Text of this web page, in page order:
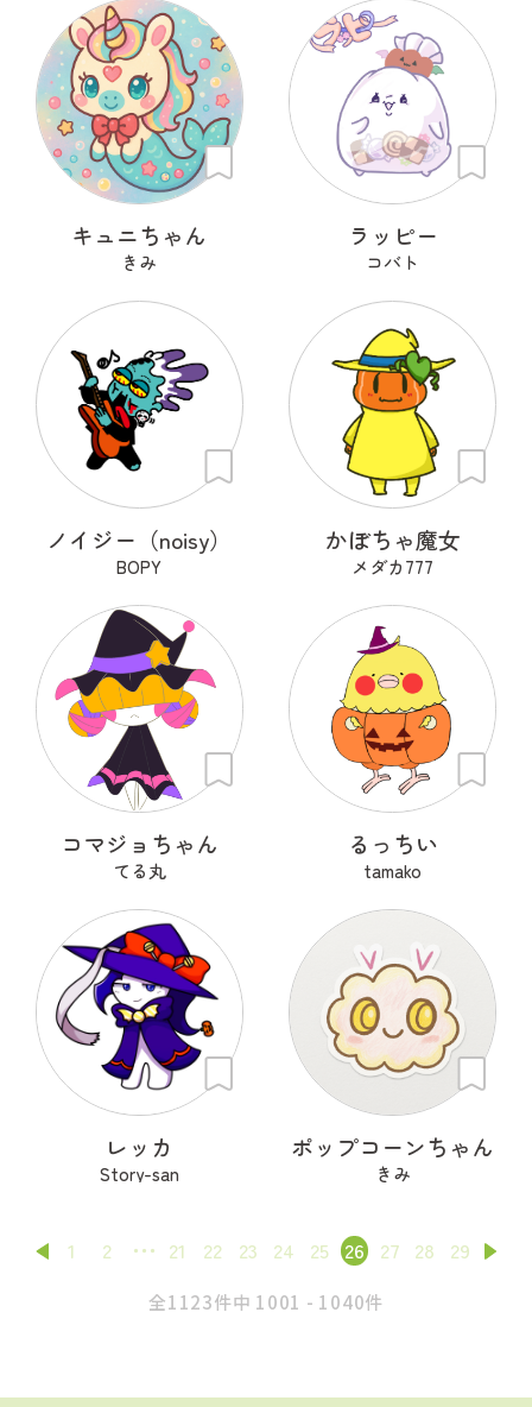
キュニちゃん
きみ
ラッピー
コバト
ノイジー（noisy）
BOPY
かぼちゃ魔女
メダカ777
コマジョちゃん
てる丸
るっちい
tamako
レッカ
Story-san
ポップコーンちゃん
きみ
1 2 21 22 23 24 25 26 27 28 29
全1123件中 1001 - 1040件